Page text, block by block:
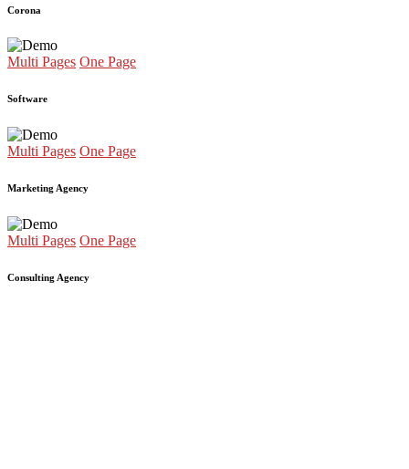
Corona
Multi Pages One Page
Software
Multi Pages One Page
Marketing Agency
Multi Pages One Page
Consulting Agency